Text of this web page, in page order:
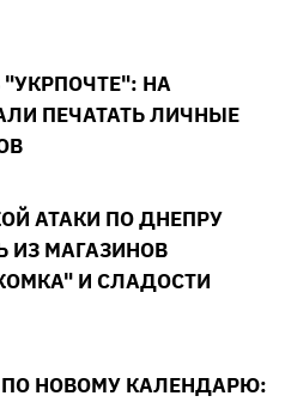
НА
ПЕЧАТАТЬ ЛИЧНЫЕ
АТАКИ ПО ДНЕПРУ
ИЗ МАГАЗИНОВ
И СЛАДОСТИ
НОВОМУ КАЛЕНДАРЮ: